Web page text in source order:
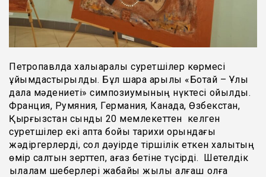
Петропавлда халықаралық суретшілер көрмесі
ұйымдастырылды. Бұл шара арқылы «Ботай – Ұлы
дала мәдениеті» симпозиумының нүктесі қойылды.
Франция, Румяния, Германия, Канада, Өзбекстан,
Қырғызстан сынды 20 мемлекеттен келген
суретшілер екі апта бойы тарихи орындағы
жәдіргерлерді, сол дәуірде тіршілік еткен халықтың
өмір салтын зерттеп, қағаз бетіне түсірді. Шетелдік
қылқалам шеберлері жабайы жылқы алғаш қолға